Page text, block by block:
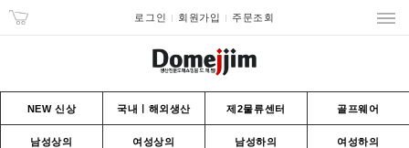
로그인 회원가입 주문조회
NEW 신상 국내ㅣ해외생산 제2물류센터 골프웨어
남성상의 여성상의 남성하의 여성하의